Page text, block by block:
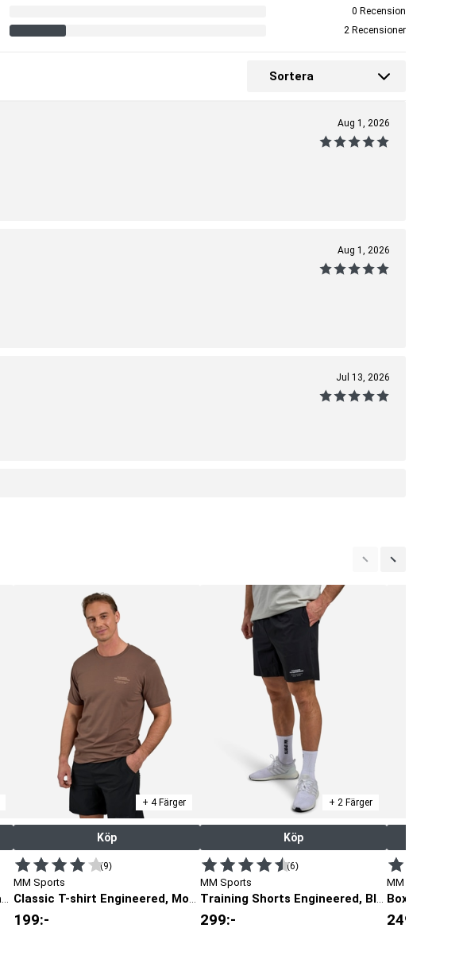
0 Recension
2 Recensioner
Sortera
Aug 1, 2026
Aug 1, 2026
Jul 13, 2026
Classic T-shirt Engineered, Warm Grey
+ 4 Färger
Köp
(9)
MM Sports
Classic T-shirt Engineered, Mocha
199:-
+ 2 Färger
Köp
(6)
MM Sports
Training Shorts Engineered, Black
299:-
MM Sports
Box Tee
249